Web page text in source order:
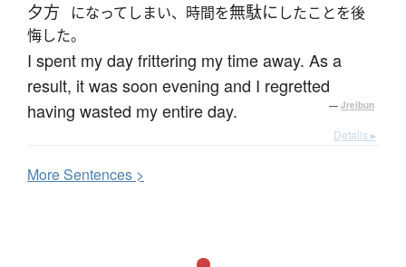
夕方 になってしまい、時間を無駄にしたことを後
悔した。
I spent my day frittering my time away. As a
result, it was soon evening and I regretted
having wasted my entire day.
— Jreibun
Details ▸
MoreSentences >